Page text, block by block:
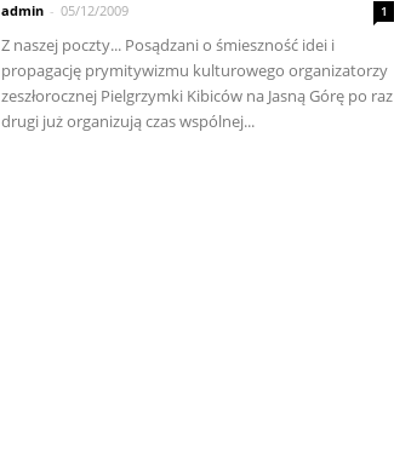
admin - 05/12/2009 1
Z naszej poczty... Posądzani o śmieszność idei i
propagację prymitywizmu kulturowego organizatorzy
zeszłorocznej Pielgrzymki Kibiców na Jasną Górę po raz
drugi już organizują czas wspólnej...